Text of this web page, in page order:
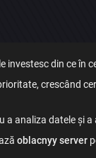
investesc din ce în
crescând
a analiza datele și
oblacnyy server